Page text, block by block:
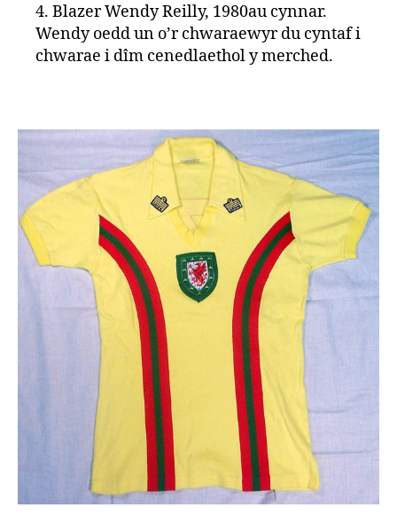
4. Blazer Wendy Reilly, 1980au cynnar.
Wendy oedd un o’r chwaraewyr du cyntaf i
chwarae i dîm cenedlaethol y merched.